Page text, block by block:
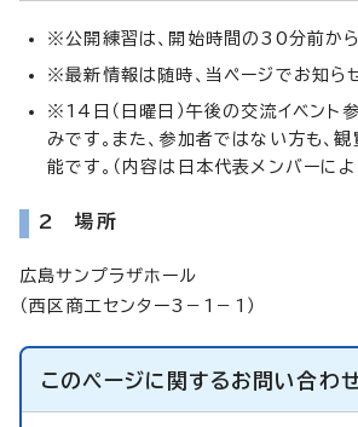
※公開練習は、開始時間の30分前から
※最新情報は随時、当ページでお知らせ
※14日（日曜日）午後の交流イベント
みです。また、参加者ではない方も、
能です。（内容は日本代表メンバーによ
2 場所
広島サンプラザホール
（西区商工センター3－1－1）
このページに関するお問い合わ